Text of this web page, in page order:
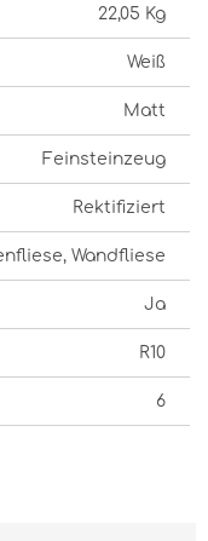
22,05 Kg
Weiß
Matt
Feinsteinzeug
Rektifiziert
Wandfliese
Ja
R10
6